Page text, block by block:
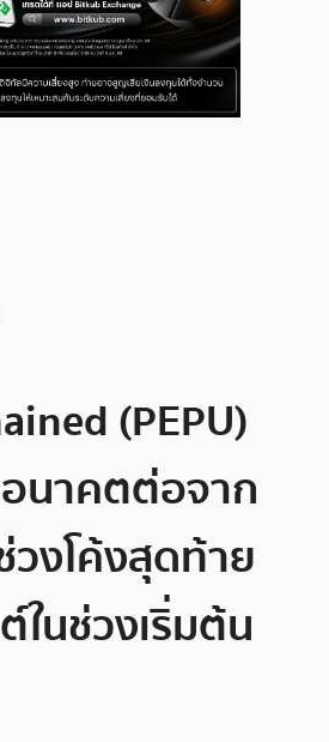
(PEPU)
นาคตต่อจาก
วงโค้งสุดท้าย
ในช่วงเริ่มต้น